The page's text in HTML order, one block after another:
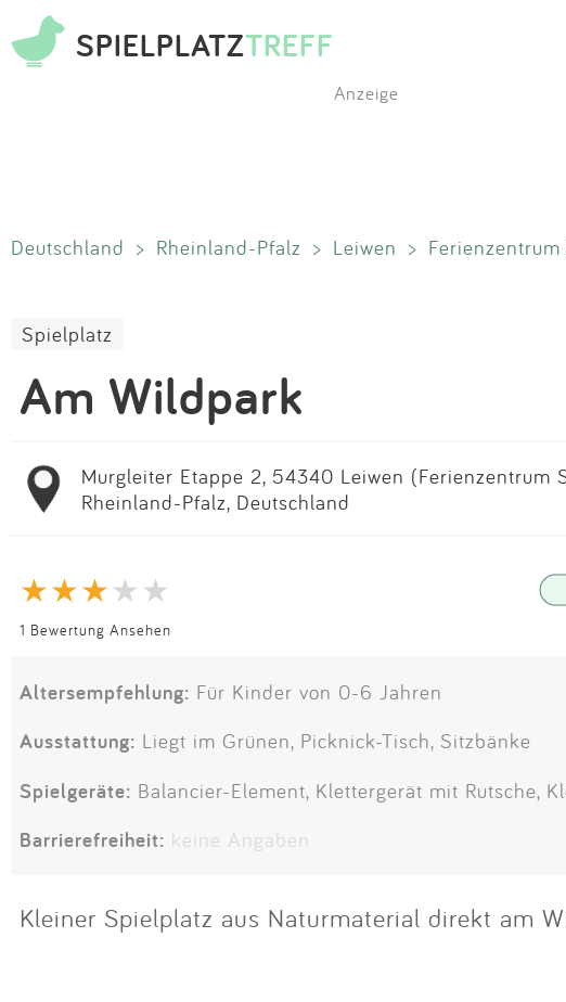
SPIELPLATZTREFF
Anzeige
Deutschland > Rheinland-Pfalz > Leiwen >
Spielplatz
Am Wildpark
Murgleiter Etappe 2, 54340 Leiwen (Ferienzentrum
Rheinland-Pfalz, Deutschland
1 Bewertung Ansehen
Altersempfehlung: Für Kinder von 0-6 Jahren
Ausstattung: Liegt im Grünen, Picknick-Tisch, Sitzbänke
Spielgeräte: Balancier-Element, Klettergerät mit Rutsche,
Barrierefreiheit: keine Angaben
Kleiner Spielplatz aus Naturmaterial direkt am